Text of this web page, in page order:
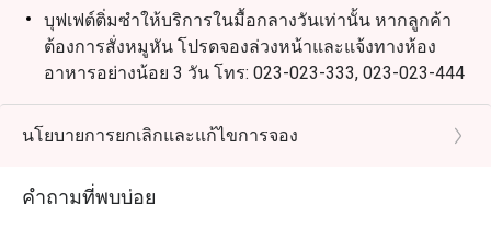
บุฟเฟต์ติ่มซำให้บริการในมื้อกลางวันเท่านั้น หากลูกค้า
ต้องการสั่งหมูหัน โปรดจองล่วงหน้าและแจ้งทางห้อง
อาหารอย่างน้อย 3 วัน โทร: 023-023-333, 023-023-444
เงื่อนไขการแต่งกาย: แต่งตัวสุภาพ (รองเท้าแตะ และ
กางเกงขาสั้น จะไม่ได้รับอนุญาตให้เข้ารับบริการ)
นโยบายการยกเลิกและแก้ไขการจอง
คำถามที่พบบ่อย